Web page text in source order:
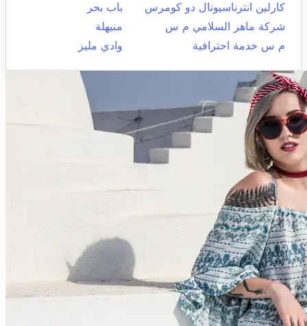
كارلين انترناسيونال دو كومرس
باب بحر
شركة ماهر السلامي م س
منيهلة
م س خدمة احترافية
وادي مليز